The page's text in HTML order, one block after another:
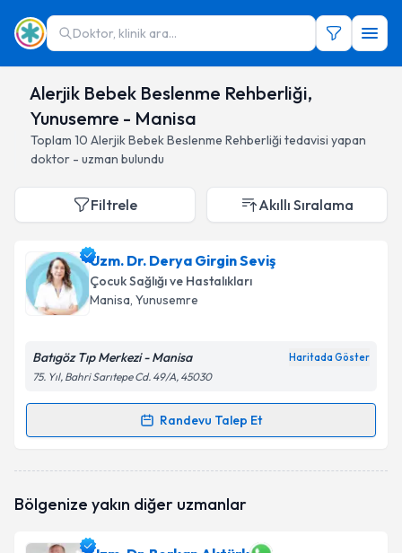
Doktor, klinik ara...
Alerjik Bebek Beslenme Rehberliği,
Yunusemre - Manisa
Toplam 10 Alerjik Bebek Beslenme Rehberliği tedavisi yapan
doktor - uzman bulundu
Filtrele Akıllı Sıralama
Uzm. Dr. Derya Girgin Seviş
Çocuk Sağlığı ve Hastalıkları
Manisa, Yunusemre
Batıgöz Tıp Merkezi - Manisa Haritada Göster
75. Yıl, Bahri Sarıtepe Cd. 49/A, 45030
Randevu Talep Et
Randevu Takvimi Talebi
talebi oluşturun. Size bu uzmandan randevu almanız
bilgilendireceğiz.
Bölgenize yakın diğer uzmanlar